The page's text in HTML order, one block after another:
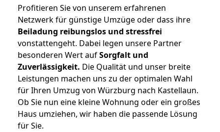
Profitieren Sie von unserem erfahrenen
Netzwerk für günstige Umzüge oder dass ihre
Beiladung reibungslos und stressfrei
vonstattengeht. Dabei legen unsere Partner
besonderen Wert aufSorgfalt und
Zuverlässigkeit. Die Qualität und unser breite
Leistungen machen uns zu der optimalen Wahl
für Ihren Umzug von Würzburg nach Kastellaun.
Ob Sie nun eine kleine Wohnung oder ein großes
Haus umziehen, wir haben die passende Lösung
für Sie.